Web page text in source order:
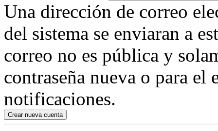
Una dirección de correo
del sistema se enviaran a
correo no es pública y
contraseña nueva o para
notificaciones.